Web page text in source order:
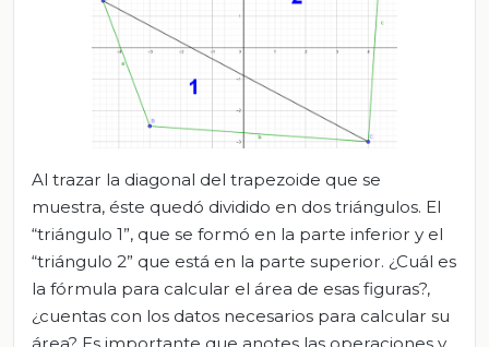
Al trazar la diagonal del trapezoide que se
muestra, éste quedó dividido en dos triángulos. El
“triángulo 1”, que se formó en la parte inferior y el
“triángulo 2” que está en la parte superior. ¿Cuál es
la fórmula para calcular el área de esas figuras?,
¿cuentas con los datos necesarios para calcular su
área? Es importante que anotes las operaciones y